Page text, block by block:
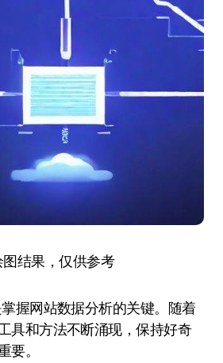
结果，仅供参考
握网站数据分析的关键。随着
具和方法不断涌现，保持好奇
要。